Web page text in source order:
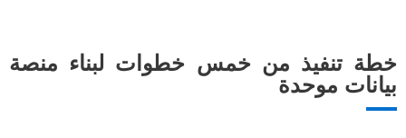
خطة تنفيذ من خمس خطوات لبناء منصة
بيانات موحدة